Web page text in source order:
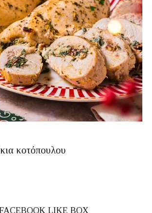
κοτόπουλου
LIKE BOX